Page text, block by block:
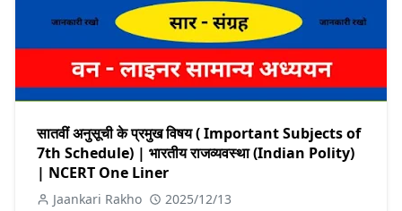
सातवीं अनुसूची के प्रमुख विषय ( Important Subjects of
7th Schedule) | भारतीय राजव्यवस्था (Indian Polity)
| NCERT One Liner
Jaankari Rakho 2025/12/13